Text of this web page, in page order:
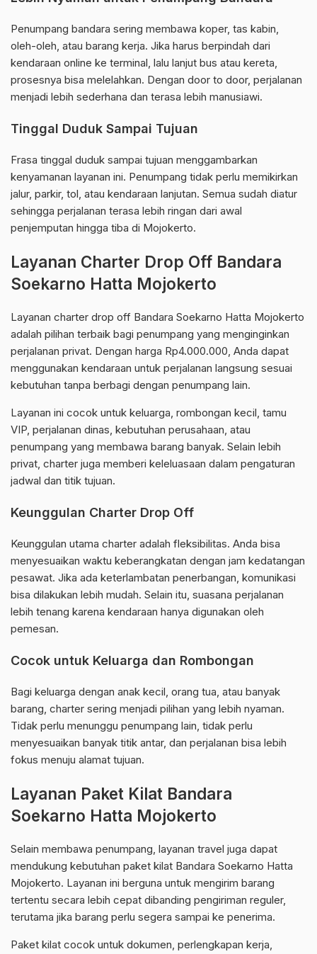
Penumpang bandara sering membawa koper, tas kabin,
oleh-oleh, atau barang kerja. Jika harus berpindah dari
kendaraan online ke terminal, lalu lanjut bus atau kereta,
prosesnya bisa melelahkan. Dengan door to door, perjalanan
menjadi lebih sederhana dan terasa lebih manusiawi.
Tinggal Duduk Sampai Tujuan
Frasa tinggal duduk sampai tujuan menggambarkan
kenyamanan layanan ini. Penumpang tidak perlu memikirkan
jalur, parkir, tol, atau kendaraan lanjutan. Semua sudah diatur
sehingga perjalanan terasa lebih ringan dari awal
penjemputan hingga tiba di Mojokerto.
Layanan Charter Drop Off Bandara
Soekarno Hatta Mojokerto
Layanan charter drop off Bandara Soekarno Hatta Mojokerto
adalah pilihan terbaik bagi penumpang yang menginginkan
perjalanan privat. Dengan harga Rp4.000.000, Anda dapat
menggunakan kendaraan untuk perjalanan langsung sesuai
kebutuhan tanpa berbagi dengan penumpang lain.
Layanan ini cocok untuk keluarga, rombongan kecil, tamu
VIP, perjalanan dinas, kebutuhan perusahaan, atau
penumpang yang membawa barang banyak. Selain lebih
privat, charter juga memberi keleluasaan dalam pengaturan
jadwal dan titik tujuan.
Keunggulan Charter Drop Off
Keunggulan utama charter adalah fleksibilitas. Anda bisa
menyesuaikan waktu keberangkatan dengan jam kedatangan
pesawat. Jika ada keterlambatan penerbangan, komunikasi
bisa dilakukan lebih mudah. Selain itu, suasana perjalanan
lebih tenang karena kendaraan hanya digunakan oleh
pemesan.
Cocok untuk Keluarga dan Rombongan
Bagi keluarga dengan anak kecil, orang tua, atau banyak
barang, charter sering menjadi pilihan yang lebih nyaman.
Tidak perlu menunggu penumpang lain, tidak perlu
menyesuaikan banyak titik antar, dan perjalanan bisa lebih
fokus menuju alamat tujuan.
Layanan Paket Kilat Bandara
Soekarno Hatta Mojokerto
Selain membawa penumpang, layanan travel juga dapat
mendukung kebutuhan paket kilat Bandara Soekarno Hatta
Mojokerto. Layanan ini berguna untuk mengirim barang
tertentu secara lebih cepat dibanding pengiriman reguler,
terutama jika barang perlu segera sampai ke penerima.
Paket kilat cocok untuk dokumen, perlengkapan kerja,